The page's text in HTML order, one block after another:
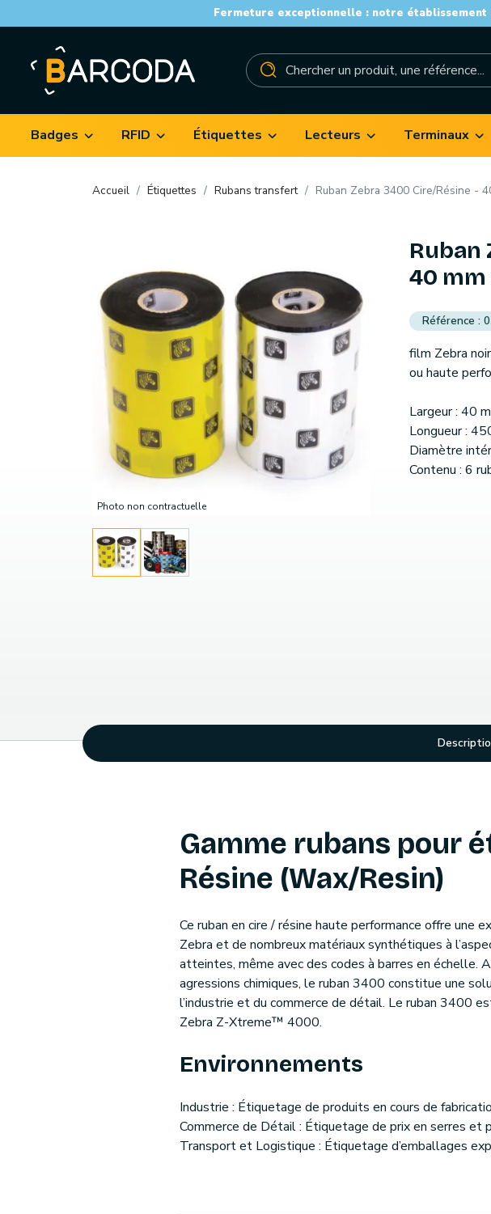
Fermeture exceptionnelle : notre établissement
Badges RFID Étiquettes Lecteurs Terminaux
Accueil Étiquettes Rubans transfert Ruban Zebra 3400 Cire/Résine -
Photo non contractuelle
Ruban
40 mm
film Zebra
ou haute
Largeur : 40
Longueur :
Diamètre
Contenu : 6
Gamme rubans pour
Résine (Wax/Resin)
Ce ruban en cire / résine haute performance offre une
Zebra et de nombreux matériaux synthétiques à
atteintes, même avec des codes à barres en échelle.
agressions chimiques, le ruban 3400 constitue une
l’industrie et du commerce de détail. Le ruban 3400
Zebra Z-Xtreme™ 4000.
Environnements
Industrie : Étiquetage de produits en cours de
Commerce de Détail : Étiquetage de prix en serres et
Transport et Logistique : Étiquetage d’emballages